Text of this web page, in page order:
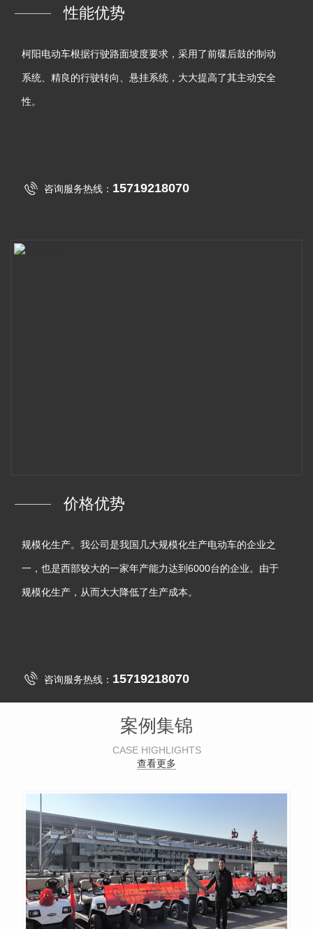
性能优势
柯阳电动车根据行驶路面坡度要求，采用了前碟后鼓的制动
系统、精良的行驶转向、悬挂系统，大大提高了其主动安全
性。
咨询服务热线： 15719218070
价格优势
规模化生产。我公司是我国几大规模化生产电动车的企业之
一，也是西部较大的一家年产能力达到6000台的企业。由于
规模化生产，从而大大降低了生产成本。
咨询服务热线： 15719218070
案例集锦
CASE HIGHLIGHTS
查看更多